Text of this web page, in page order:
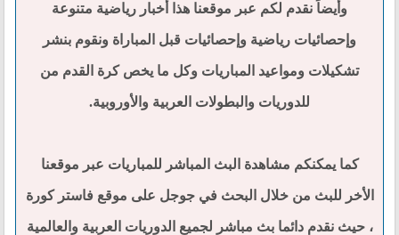
وأيضاً نقدم لكم عبر موقعنا هذا أخبار رياضية متنوعة
وإحصائيات رياضية وإحصائيات قبل المباراة ونقوم بنشر
تشكيلات ومواعيد المباريات وكل ما يخص كرة القدم من
للدوريات والبطولات العربية والأوروبية.
كما يمكنكم مشاهدة البث المباشر للمباريات عبر موقعنا
الأخر للبث من خلال البحث في جوجل على موقع فاستر كورة
، حيث نقدم دائما بث مباشر لجميع الدوريات العربية والعالمية